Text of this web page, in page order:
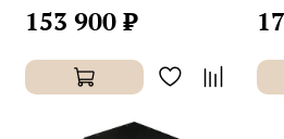
153 900 ₽